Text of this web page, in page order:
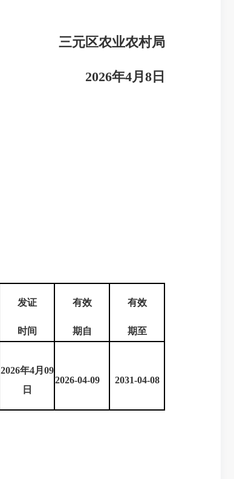
三元区农业农村局
2026年4月8日
发证
时间
有效
期自
有效
期至
2026年4月09
日
2026-04-09 2031-04-08